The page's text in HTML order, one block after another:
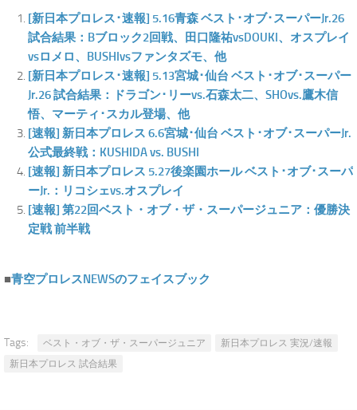
[新日本プロレス･速報] 5.16青森 ベスト･オブ･スーパーJr.26
試合結果：Bブロック2回戦、田口隆祐vsDOUKI、オスプレイ
vsロメロ、BUSHIvsファンタズモ、他
[新日本プロレス･速報] 5.13宮城･仙台 ベスト･オブ･スーパー
Jr.26 試合結果：ドラゴン･リーvs.石森太二、SHOvs.鷹木信
悟、マーティ･スカル登場、他
[速報] 新日本プロレス 6.6宮城･仙台 ベスト･オブ･スーパーJr.
公式最終戦：KUSHIDA vs. BUSHI
[速報] 新日本プロレス 5.27後楽園ホール ベスト･オブ･スーパ
ーJr.：リコシェvs.オスプレイ
[速報] 第22回ベスト・オブ・ザ・スーパージュニア：優勝決
定戦 前半戦
■青空プロレスNEWSのフェイスブック
Tags: ベスト・オブ・ザ・スーパージュニア
新日本プロレス 実況/速報
新日本プロレス 試合結果